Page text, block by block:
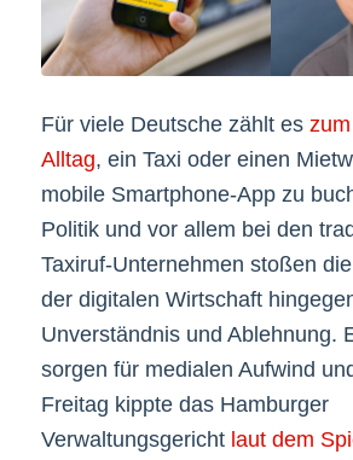
Für viele Deutsche zählt es
Alltag, ein Taxi oder einen
mobile Smartphone-App zu
Politik und vor allem bei den
Taxiruf-Unternehmen stoßen
der digitalen Wirtschaft
Unverständnis und Ablehnung.
sorgen für medialen Aufwind
Freitag kippte das Hamburger
Verwaltungsgericht laut dem